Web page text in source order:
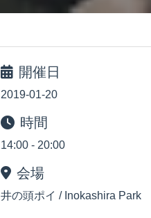
開催日
2019-01-20
時間
14:00 - 20:00
会場
井の頭ポイ / Inokashira Park